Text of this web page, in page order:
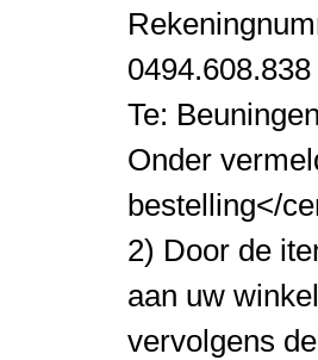
0494.608.838
Te:
Onder
bestelling</
2) Door de
aan uw
vervolgens